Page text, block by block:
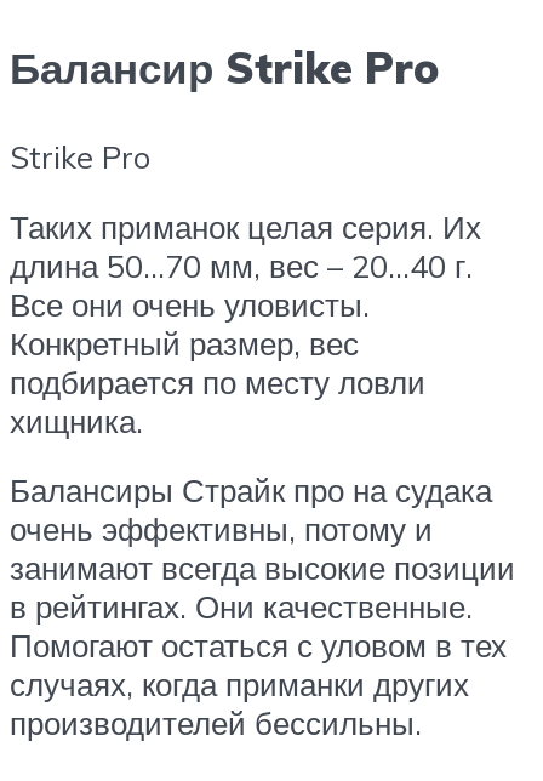
Балансир Strike Pro
Strike Pro
Таких приманок целая серия. Их
длина 50…70 мм, вес – 20…40 г.
Все они очень уловисты.
Конкретный размер, вес
подбирается по месту ловли
хищника.
Балансиры Страйк про на судака
очень эффективны, потому и
занимают всегда высокие позиции
в рейтингах. Они качественные.
Помогают остаться с уловом в тех
случаях, когда приманки других
производителей бессильны.